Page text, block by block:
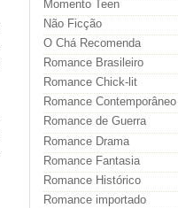
Momento Teen
Não Ficção
O Chá Recomenda
Romance Brasileiro
Romance Chick-lit
Romance Contemporâneo
Romance de Guerra
Romance Drama
Romance Fantasia
Romance Histórico
Romance importado